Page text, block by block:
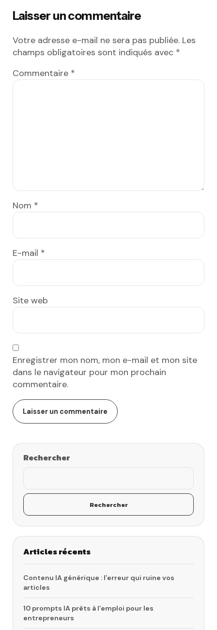
Laisser un commentaire
Votre adresse e-mail ne sera pas publiée. Les
champs obligatoires sont indiqués avec *
Commentaire *
Nom *
E-mail *
Site web
Enregistrer mon nom, mon e-mail et mon site
dans le navigateur pour mon prochain
commentaire.
Rechercher
Rechercher
Articles récents
Contenu IA générique : l’erreur qui ruine vos
articles
10 prompts IA prêts à l’emploi pour les
entrepreneurs